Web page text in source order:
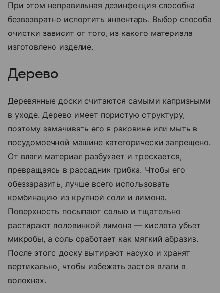
При этом неправильная дезинфекция способна
безвозвратно испортить инвентарь. Выбор способа
очистки зависит от того, из какого материала
изготовлено изделие.
Дерево
Деревянные доски считаются самыми капризными
в уходе. Дерево имеет пористую структуру,
поэтому замачивать его в раковине или мыть в
посудомоечной машине категорически запрещено.
От влаги материал разбухает и трескается,
превращаясь в рассадник грибка. Чтобы его
обеззаразить, лучше всего использовать
комбинацию из крупной соли и лимона.
Поверхность посыпают солью и тщательно
растирают половинкой лимона — кислота убьет
микробы, а соль сработает как мягкий абразив.
После этого доску вытирают насухо и хранят
вертикально, чтобы избежать застоя влаги в
волокнах.